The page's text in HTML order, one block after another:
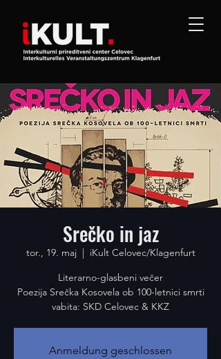
Srečko in jaz
tor., 19. maj
  |
iKult Celovec/Klagenfurt
Literarno-glasbeni večer
Poezija Srečka Kosovela ob 100-letnici smrti
vabita: SKD Celovec & KKZ
Anmeldung geschlossen